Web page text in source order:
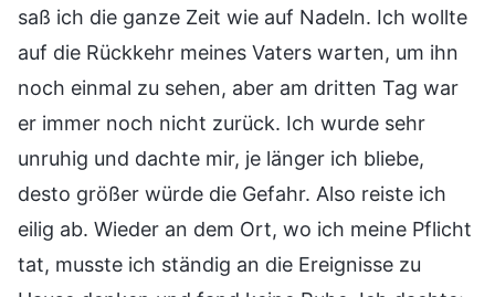
saß ich die ganze Zeit wie auf Nadeln. Ich wollte
auf die Rückkehr meines Vaters warten, um ihn
noch einmal zu sehen, aber am dritten Tag war
er immer noch nicht zurück. Ich wurde sehr
unruhig und dachte mir, je länger ich bliebe,
desto größer würde die Gefahr. Also reiste ich
eilig ab. Wieder an dem Ort, wo ich meine Pflicht
tat, musste ich ständig an die Ereignisse zu